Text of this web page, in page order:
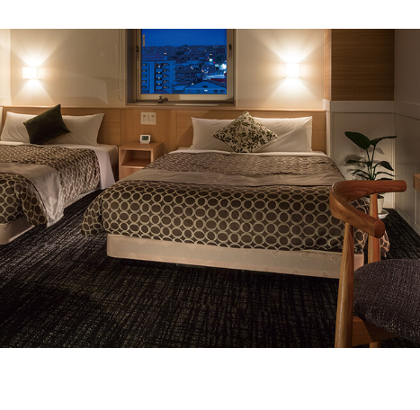
サッカーワールドカップ2026 開幕
国宝
好きな事からは逃げられないのかもしれません。
ネパールの辛いラーメン
知多半島おすすめラーメン②『かりん亭』
プロジェクト・観た映画・紹介
SAKAMOTO DAYS
日本語能力試験に向け
犬山城へ行ってきました